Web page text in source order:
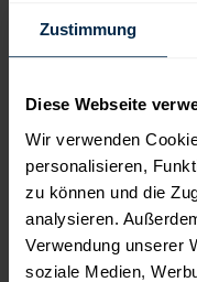
Zustimmung
Diese Webseite
Wir verwenden
personalisieren,
zu können und die
analysieren.
Verwendung unserer
soziale Medien,
Ihre Postleitzahl
Wie hoch ist Ihr